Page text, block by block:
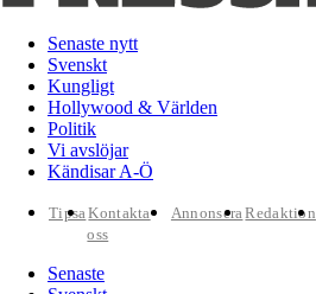
Senaste nytt
Svenskt
Kungligt
Hollywood & Världen
Politik
Vi avslöjar
Kändisar A-Ö
TipsaKontakta
oss
AnnonseraRedaktion
Senaste